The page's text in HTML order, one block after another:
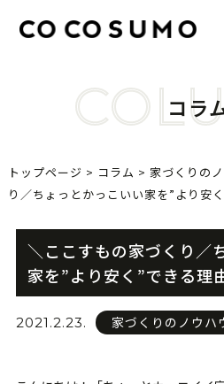
コラ
トップページ > コラム > 家づくりの
り／ちょっとかっこいい家を”より安
＼ここすもの家づくり／
家を”より安く”できる理
2021.2.23. 家づくりのノウハ